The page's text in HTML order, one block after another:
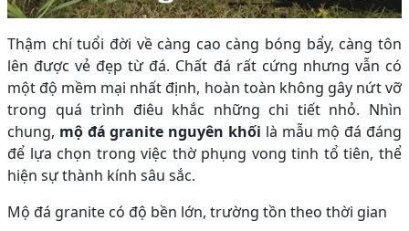
Thậm chí tuổi đời về càng cao càng bóng bẩy, càng tôn
lên được vẻ đẹp từ đá. Chất đá rất cứng nhưng vẫn có
một độ mềm mại nhất định, hoàn toàn không gây nứt vỡ
trong quá trình điêu khắc những chi tiết nhỏ. Nhìn
chung, mộ đá granite nguyên khối là mẫu mộ đá đáng
để lựa chọn trong việc thờ phụng vong tinh tổ tiên, thể
hiện sự thành kính sâu sắc.
Mộ đá granite có độ bền lớn, trường tồn theo thời gian